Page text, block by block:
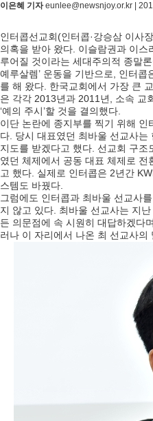
이은혜 기자eunlee@newsnjoy.or.kr |
인터콥선교회(인터콥·강승삼 이사
의혹을 받아 왔다. 이슬람권과 이
루어질 것이라는 세대주의적 종말
예루살렘’ 운동을 기반으로, 인터콥
를 해 왔다. 한국교회에서 가장 큰
은 각각 2013년과 2011년, 소속 교
‘예의 주시’할 것을 결의했다.
이단 논란에 종지부를 찍기 위해
다. 당시 대표였던 최바울 선교사
지도를 받겠다고 했다. 선교회 구
였던 체제에서 공동 대표 체제로
고 했다. 실제로 인터콥은 2년간
스템도 바꿨다.
그럼에도 인터콥과 최바울 선교사
지 않고 있다. 최바울 선교사는 지
든 의문점에 속 시원히 대답하겠다
러나 이 자리에서 나온 최 선교사의